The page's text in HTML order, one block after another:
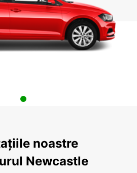
noastre
Newcastle